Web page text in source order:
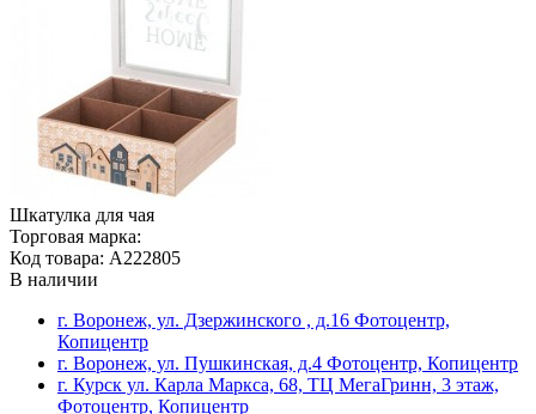
Шкатулка для чая
Торговая марка:
Код товара: A222805
В наличии
г. Воронеж, ул. Дзержинского , д.16 Фотоцентр,
Копицентр
г. Воронеж, ул. Пушкинская, д.4 Фотоцентр, Копицентр
г. Курск ул. Карла Маркса, 68, ТЦ МегаГринн, 3 этаж,
Фотоцентр, Копицентр